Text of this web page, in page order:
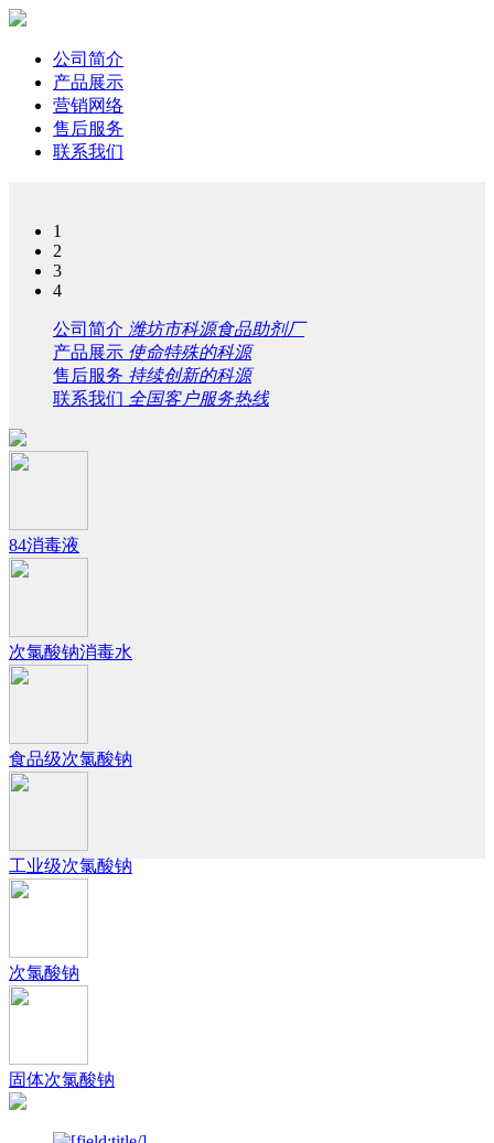
公司简介
产品展示
营销网络
售后服务
联系我们
1
2
3
4
公司简介 潍坊市科源食品助剂厂
产品展示 使命特殊的科源
售后服务 持续创新的科源
联系我们 全国客户服务热线
84消毒液
次氯酸钠消毒水
食品级次氯酸钠
工业级次氯酸钠
次氯酸钠
固体次氯酸钠